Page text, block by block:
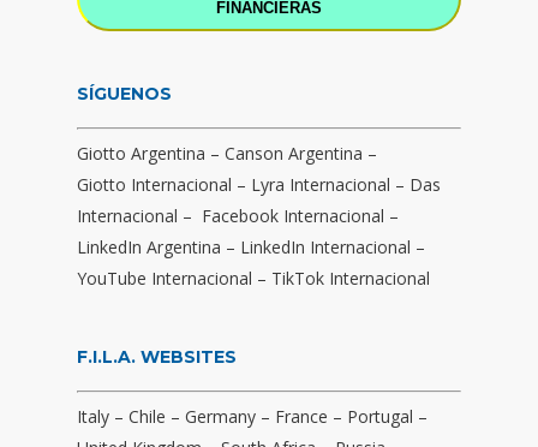
FINANCIERAS
SÍGUENOS
Giotto Argentina – Canson Argentina –
Giotto Internacional – Lyra Internacional – Das
Internacional – Facebook Internacional –
LinkedIn Argentina – LinkedIn Internacional –
YouTube Internacional – TikTok Internacional
F.I.L.A. WEBSITES
Italy – Chile – Germany – France – Portugal –